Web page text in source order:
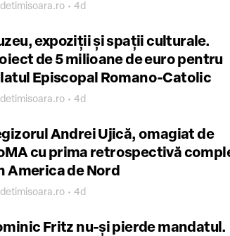
• 4d
expoziții și spații culturale.
de 5 milioane de euro pentru
Episcopal Romano-Catolic
• 4d
Andrei Ujică, omagiat de
cu prima retrospectivă
America de Nord
• 4d
Fritz nu-și pierde mandatul.